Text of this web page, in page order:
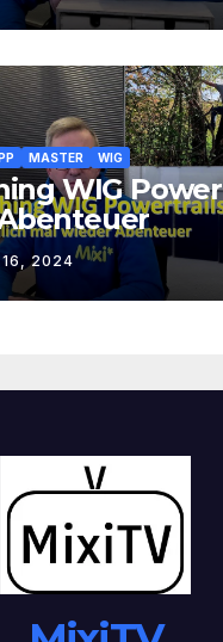
MASTER WIG
WIG Power
16, 2024